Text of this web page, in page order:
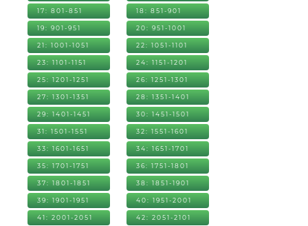
17: 801-851 18: 851-901
19: 901-951 20: 951-1001
21: 1001-1051 22: 1051-1101
23: 1101-1151 24: 1151-1201
25: 1201-1251 26: 1251-1301
27: 1301-1351 28: 1351-1401
29: 1401-1451 30: 1451-1501
31: 1501-1551 32: 1551-1601
33: 1601-1651 34: 1651-1701
35: 1701-1751 36: 1751-1801
37: 1801-1851 38: 1851-1901
39: 1901-1951 40: 1951-2001
41: 2001-2051 42: 2051-2101